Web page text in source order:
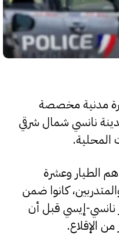
مدنية مخصصة
نانسي شمال شرقي
المحلية.
الطيار وعشرة
كانوا ضمن
نانسي-إيسي قبل أن
الإقلاع.